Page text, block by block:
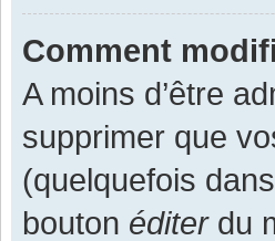
Comment
A moins d’être
supprimer que
(quelquefois
bouton éditerdu